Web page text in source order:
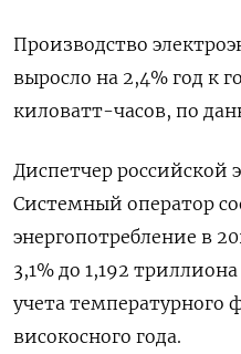
Производство
выросло на 2,4% год к
киловатт-часов, по
Диспетчер российской
Системный оператор
энергопотребление в
3,1% до 1,192
учета температурного
високосного года.